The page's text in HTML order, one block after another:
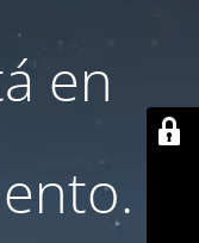
en